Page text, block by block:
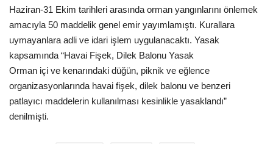
Haziran-31 Ekim tarihleri arasında orman yangınlarını önlemek
amacıyla 50 maddelik genel emir yayımlamıştı. Kurallara
uymayanlara adli ve idari işlem uygulanacaktı. Yasak
kapsamında “Havai Fişek, Dilek Balonu Yasak
Orman içi ve kenarındaki düğün, piknik ve eğlence
organizasyonlarında havai fişek, dilek balonu ve benzeri
patlayıcı maddelerin kullanılması kesinlikle yasaklandı”
denilmişti.